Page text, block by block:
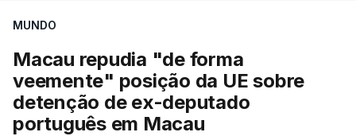
Macau repudia "de
MUNDO
Macau repudia "de forma
veemente" posição da UE sobre
detenção de ex-deputado
português em Macau